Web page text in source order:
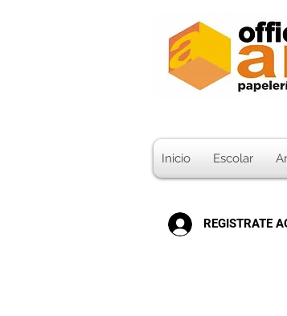
Inicio Escolar
REGISTRATE